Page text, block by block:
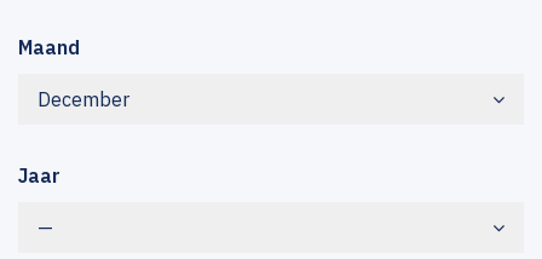
Maand
December
Jaar
—